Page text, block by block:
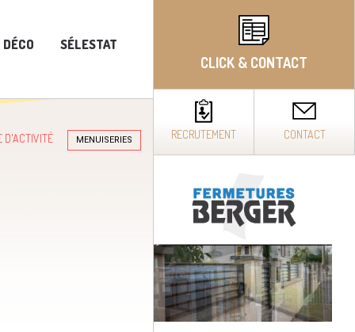
SÉLESTAT
CLICK & CONTACT
RECRUTEMENT CONTACT
D'ACTIVITÉ MENUISERIES